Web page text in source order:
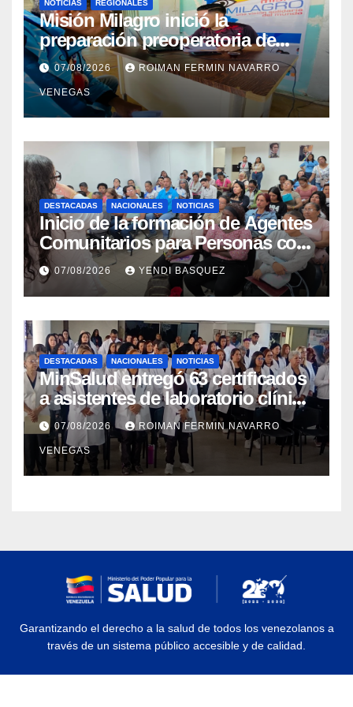
NOTICIAS REGIONALES
Misión Milagro inició la
preparación preoperatoria de
cataratas en Cojedes
07/08/2026 ROIMAN FERMIN NAVARRO
VENEGAS
DESTACADAS NACIONALES NOTICIAS
Inicio de la formación de Agentes
Comunitarios para Personas con
Discapacidad en el Centro de
Rehabilitación J.J. Arvelo
07/08/2026 YENDI BASQUEZ
DESTACADAS NACIONALES NOTICIAS
MinSalud entregó 63 certificados
a asistentes de laboratorio clínico
para garantizar respaldo legal y
profesional
07/08/2026 ROIMAN FERMIN NAVARRO
VENEGAS
Garantizando el derecho a la salud de todos los venezolanos a
través de un sistema público accesible y de calidad.